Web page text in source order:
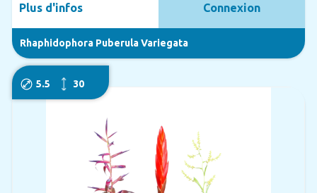
Rhaphidophora Puberula Variegata
Plus d'infos Connexion
5.5 30